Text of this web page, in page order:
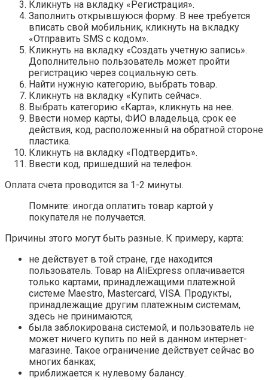
Кликнуть на вкладку «Регистрация».
Заполнить открывшуюся форму. В нее требуется
вписать свой мобильник, кликнуть на вкладку
«Отправить SMS с кодом».
Кликнуть на вкладку «Создать учетную запись».
Дополнительно пользователь может пройти
регистрацию через социальную сеть.
Найти нужную категорию, выбрать товар.
Кликнуть на вкладку «Купить сейчас».
Выбрать категорию «Карта», кликнуть на нее.
Ввести номер карты, ФИО владельца, срок ее
действия, код, расположенный на обратной стороне
пластика.
Кликнуть на вкладку «Подтвердить».
Ввести код, пришедший на телефон.
Оплата счета проводится за 1-2 минуты.
Помните: иногда оплатить товар картой у
покупателя не получается.
Причины этого могут быть разные. К примеру, карта:
не действует в той стране, где находится
пользователь. Товар на AliExpress оплачивается
только картами, принадлежащими платежной
системе Maestro, Mastercard, VISA. Продукты,
принадлежащие другим платежным системам,
здесь не принимаются;
была заблокирована системой, и пользователь не
может ничего купить по ней в данном интернет-
магазине. Такое ограничение действует сейчас во
многих банках;
приближается к нулевому балансу.